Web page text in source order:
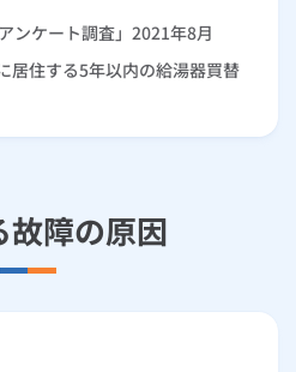
ンケート調査」2021年8月
居住する5年以内の給湯器買替
故障の原因